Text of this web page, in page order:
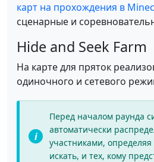
карт на прохождения в
сценарные и
Hide and Seek Farm
На карте для пряток
одиночного и сетевого
Перед началом раунда
автоматически
участниками, определяя
искать, и тех, кому